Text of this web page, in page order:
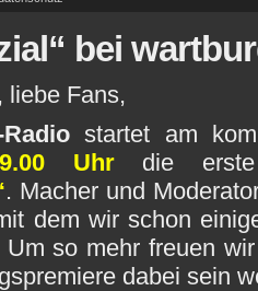
bei
liebe Fans,
startet am
Uhrdie erste
. Macher und
dem wir schon
Um so mehr freuen
dabei sein